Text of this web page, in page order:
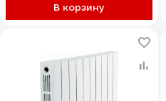
В корзину